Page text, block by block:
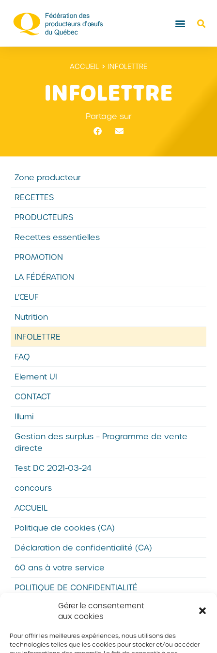
Gérer le consentement
aux cookies
Pour offrir les meilleures expériences, nous utilisons des
technologies telles que les cookies pour stocker et/ou accéder
ACCUEIL INFOLETTRE
INFOLETTRE
Partage sur
Zone producteur
RECETTES
PRODUCTEURS
Recettes essentielles
PROMOTION
LA FÉDÉRATION
L’ŒUF
Nutrition
INFOLETTRE
FAQ
Element UI
CONTACT
Illumi
Gestion des surplus – Programme de vente
directe
Test DC 2021-03-24
concours
ACCUEIL
Politique de cookies (CA)
Déclaration de confidentialité (CA)
60 ans à votre service
POLITIQUE DE CONFIDENTIALITÉ
Évitons le gaspillage